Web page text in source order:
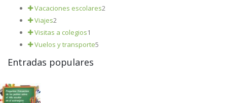
Vacaciones escolares2
Viajes2
Visitas a colegios1
Vuelos y transporte5
Entradas populares